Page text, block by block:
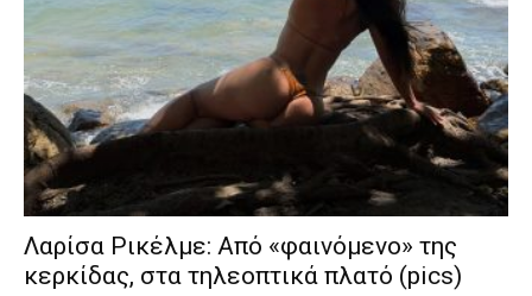
Λαρίσα Ρικέλμε: Από «φαινόμενο» της
κερκίδας, στα τηλεοπτικά πλατό (pics)